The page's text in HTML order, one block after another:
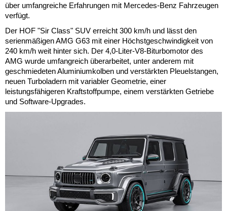
über umfangreiche Erfahrungen mit Mercedes-Benz Fahrzeugen
verfügt.
Der HOF "Sir Class" SUV erreicht 300 km/h und lässt den
serienmäßigen AMG G63 mit einer Höchstgeschwindigkeit von
240 km/h weit hinter sich. Der 4,0-Liter-V8-Biturbomotor des
AMG wurde umfangreich überarbeitet, unter anderem mit
geschmiedeten Aluminiumkolben und verstärkten Pleuelstangen,
neuen Turboladern mit variabler Geometrie, einer
leistungsfähigeren Kraftstoffpumpe, einem verstärkten Getriebe
und Software-Upgrades.